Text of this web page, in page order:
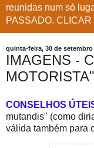
reunidas num só
PASSADO.
quinta-feira, 30 de setembro
IMAGENS -
MOTORISTA"
CONSELHOS
mutandis" (como
válida também para